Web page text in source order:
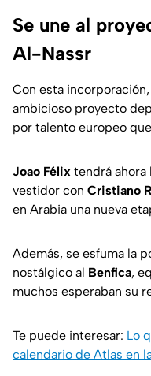
Se une al
Al-Nassr
Con esta incorporación,
ambicioso proyecto
por talento europeo
Joao Félix tendrá
vestidor con Cristiano
en Arabia una nueva
Además, se esfuma la
nostálgico al Benfica,
muchos esperaban su
Te puede interesar: Lo
calendario de Atlas en